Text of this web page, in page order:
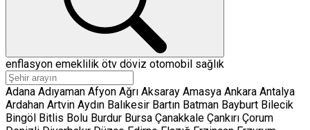
enflasyon emeklilik ötv döviz otomobil sağlık
Adana Adıyaman Afyon Ağrı Aksaray Amasya Ankara Antalya
Ardahan Artvin Aydın Balıkesir Bartın Batman Bayburt Bilecik
Bingöl Bitlis Bolu Burdur Bursa Çanakkale Çankırı Çorum